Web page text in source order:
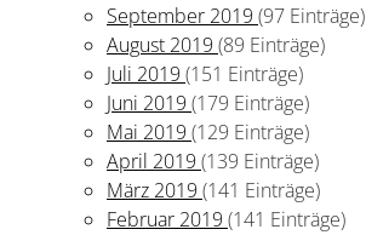
September 2019 (97 Einträge)
August 2019 (89 Einträge)
Juli 2019 (151 Einträge)
Juni 2019 (179 Einträge)
Mai 2019 (129 Einträge)
April 2019 (139 Einträge)
März 2019 (141 Einträge)
Februar 2019 (141 Einträge)